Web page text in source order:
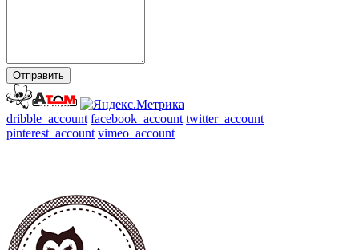
Отправить
dribble_account facebook_account twitter_account
pinterest_account vimeo_account